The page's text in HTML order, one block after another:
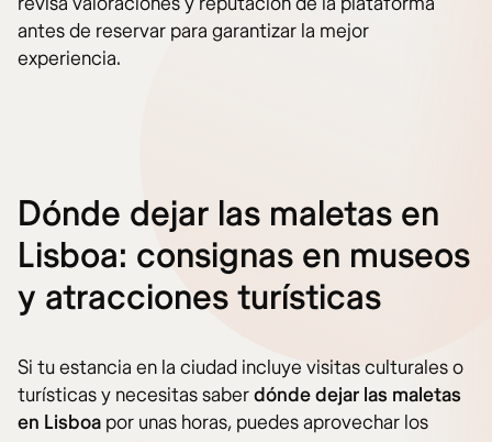
antes de reservar para garantizar la mejor
experiencia.
Dónde dejar las maletas en
Lisboa: consignas en museos
y atracciones turísticas
Si tu estancia en la ciudad incluye visitas culturales o
turísticas y necesitas saberdónde dejar las maletas
en Lisboa por unas horas, puedes aprovechar los